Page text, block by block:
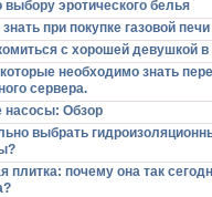
эротического белья
при покупке газовой печи
с хорошей девушкой в
необходимо знать
сервера.
насосы: Обзор
выбрать
плитка: почему она так